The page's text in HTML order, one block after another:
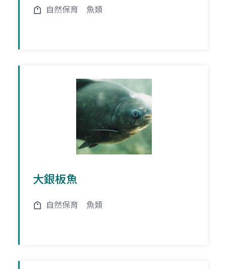
自然保育 魚類
大銀板魚
自然保育 魚類